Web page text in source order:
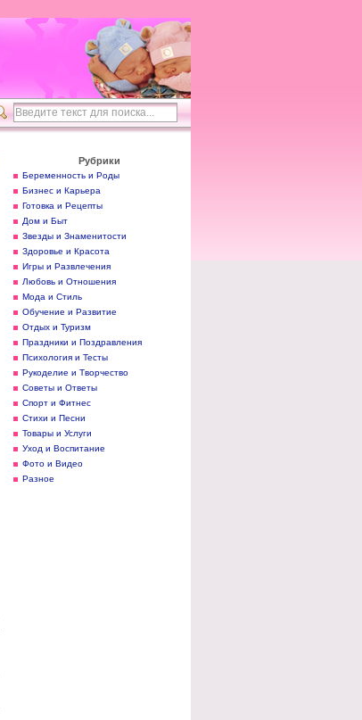
Рубрики
Беременность и Роды
Бизнес и Карьера
Готовка и Рецепты
Дом и Быт
Звезды и Знаменитости
Здоровье и Красота
Игры и Развлечения
Любовь и Отношения
Мода и Стиль
Обучение и Развитие
Отдых и Туризм
Праздники и Поздравления
Психология и Тесты
Рукоделие и Творчество
Советы и Ответы
Спорт и Фитнес
Стихи и Песни
Товары и Услуги
Уход и Воспитание
Фото и Видео
Разное